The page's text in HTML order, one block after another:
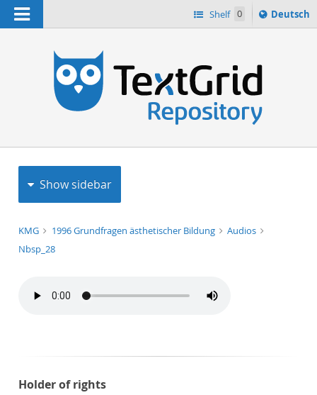
Navigation Shelf 0
Sprache
ï¿½ndern
Deutsch
Show sidebar
KMG 1996 Grundfragen ästhetischer Bildung
Audios
Nbsp_28
Holder of rights